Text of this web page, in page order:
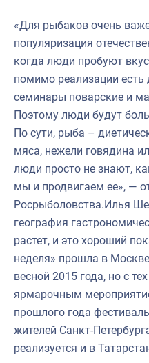
«Для рыбаков очень
популяризация
когда люди пробуют
помимо реализации есть
семинары поварские и
Поэтому люди будут
По сути, рыба –
мяса, нежели говядина
люди просто не знают,
мы и продвигаем ее», —
Росрыболовства.Илья
география
растет, и это хороший
неделя» прошла в
весной 2015 года, но с
ярмарочным
прошлого года
жителей Санкт-
реализуется и в